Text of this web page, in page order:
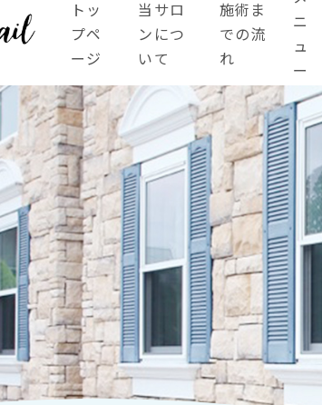
トッ
プペ
ージ
当サロ
ンにつ
いて
施術ま
での流
れ
ニ
ュ
ー